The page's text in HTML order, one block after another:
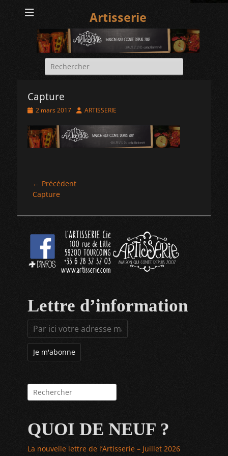
Artisserie
Rechercher :
Capture
Posted
2 mars 2017 Author
ARTISSERIE
Navigation
de
← Précédent
Article
Capture
Lettre d’information
Rechercher :
QUOI DE NEUF ?
La nouvelle lettre de l’Artisserie – Juillet 2026